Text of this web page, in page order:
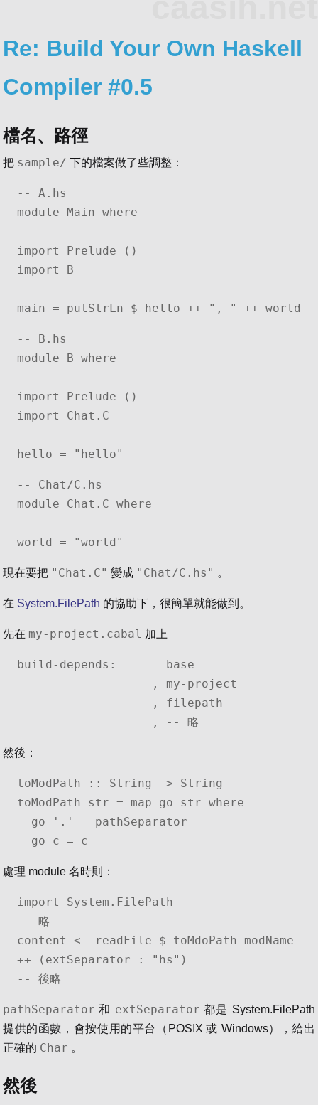
Re: Build Your Own Haskell
Compiler #0.5
檔名、路徑
把 sample/ 下的檔案做了些調整：
-- A.hs
module Main where
import Prelude ()
import B
main = putStrLn $ hello ++ ", " ++ world
-- B.hs
module B where
import Prelude ()
import Chat.C
hello = "hello"
-- Chat/C.hs
module Chat.C where
world = "world"
現在要把 "Chat.C" 變成 "Chat/C.hs" 。
在 System.FilePath 的協助下，很簡單就能做到。
先在 my-project.cabal 加上
build-depends:       base
                   , -- 略
然後：
toModPath :: String -> String
toModPath str = map go str where
  go c = c
處理 module 名時則：
import System.FilePath
-- 略
content <- readFile $ toMdoPath modName
++ (extSeparator : "hs")
-- 後略
pathSeparator 和 extSeparator 都是 System.FilePath
提供的函數，會按使用的平台（POSIX 或 Windows），給出
正確的 Char 。
然後